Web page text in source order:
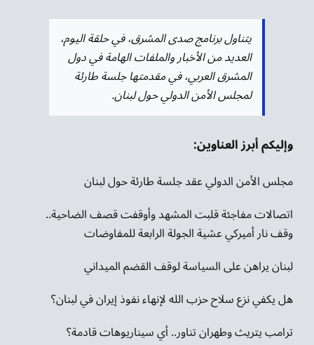
يتناول برنامج صدى المشرق، في حلقة اليوم،
العديد من الأخبار والملفات الهامة في دول
المشرق العربي، في مقدمتها جلسة طارئة
لمجلس الأمن الدولي حول لبنان.
وإليكم أبرز العناوين:
مجلس الأمن الدولي عقد جلسة طارئة حول لبنان
اتصالات مفاجئة قلبت المشهد وأوقفت قصف الضاحية..
وقف نار أميركي عشية الجولة الرابعة للمفاوضات
لبنان يراهن على السياسة لوقف القضم الميداني
هل يكفي نزع سلاح حزب الله لإنهاء نفوذ إيران في لبنان؟
ترامب يتريث وطهران تناور.. أي سيناريوهات قادمة؟